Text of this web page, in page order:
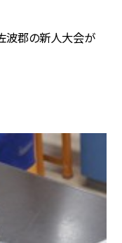
波郡の新人大会が